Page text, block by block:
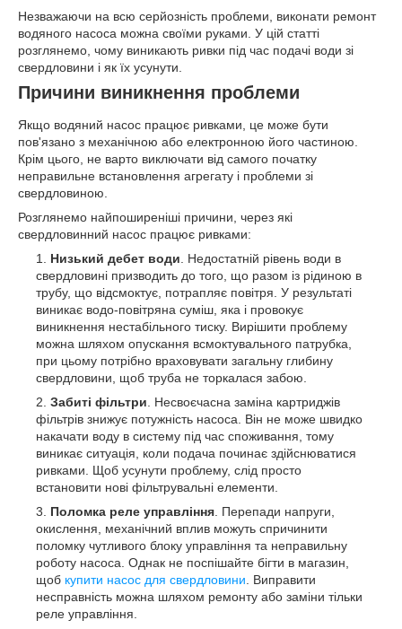
Незважаючи на всю серйозність проблеми, виконати ремонт
водяного насоса можна своїми руками. У цій статті
розглянемо, чому виникають ривки під час подачі води зі
свердловини і як їх усунути.
Причини виникнення проблеми
Якщо водяний насос працює ривками, це може бути
пов'язано з механічною або електронною його частиною.
Крім цього, не варто виключати від самого початку
неправильне встановлення агрегату і проблеми зі
свердловиною.
Розглянемо найпоширеніші причини, через які
свердловинний насос працює ривками:
Низький дебет води . Недостатній рівень води в
свердловині призводить до того, що разом із рідиною в
трубу, що відсмоктує, потрапляє повітря. У результаті
виникає водо-повітряна суміш, яка і провокує
виникнення нестабільного тиску. Вирішити проблему
можна шляхом опускання всмоктувального патрубка,
при цьому потрібно враховувати загальну глибину
свердловини, щоб труба не торкалася забою.
Забиті фільтри . Несвоєчасна заміна картриджів
фільтрів знижує потужність насоса. Він не може швидко
накачати воду в систему під час споживання, тому
виникає ситуація, коли подача починає здійснюватися
ривками. Щоб усунути проблему, слід просто
встановити нові фільтрувальні елементи.
Поломка реле управління . Перепади напруги,
окислення, механічний вплив можуть спричинити
поломку чутливого блоку управління та неправильну
роботу насоса. Однак не поспішайте бігти в магазин,
щоб купити насос для свердловини . Виправити
несправність можна шляхом ремонту або заміни тільки
реле управління.